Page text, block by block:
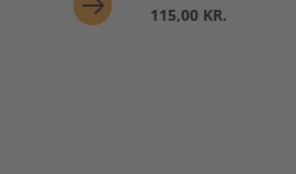
115,00 KR.